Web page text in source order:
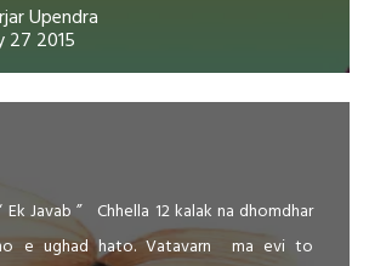
Upendra
27 2015
Chhella 12 kalak na dhomdhar
e ughad hato. Vatavarn ma evi to